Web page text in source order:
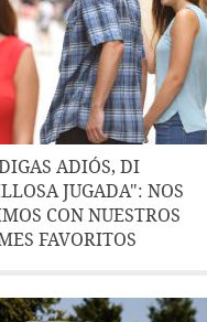
ADIÓS, DI
JUGADA": NOS
CON NUESTROS
FAVORITOS